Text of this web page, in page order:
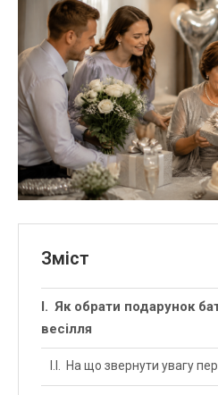
Зміст
Як обрати подарунок
весілля
На що звернути увагу